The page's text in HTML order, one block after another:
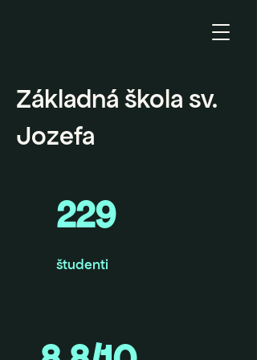
Základná škola sv.
Jozefa
229
študenti